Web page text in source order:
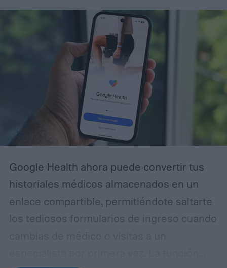
Google Health ahora puede convertir tus
historiales médicos almacenados en un
enlace compartible, permitiéndote saltarte
los tediosos formularios de ingreso cuando